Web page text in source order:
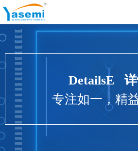
DetailsE
专注如一，精